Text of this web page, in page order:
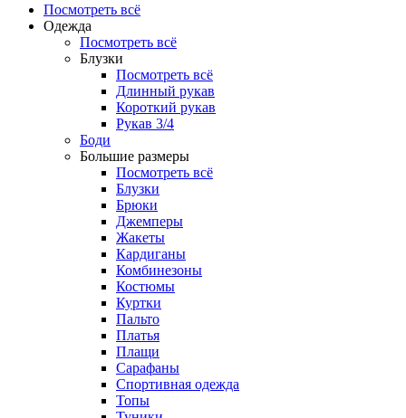
Посмотреть всё
Одежда
Посмотреть всё
Блузки
Посмотреть всё
Длинный рукав
Короткий рукав
Рукав 3/4
Боди
Большие размеры
Посмотреть всё
Блузки
Брюки
Джемперы
Жакеты
Кардиганы
Комбинезоны
Костюмы
Куртки
Пальто
Платья
Плащи
Сарафаны
Спортивная одежда
Топы